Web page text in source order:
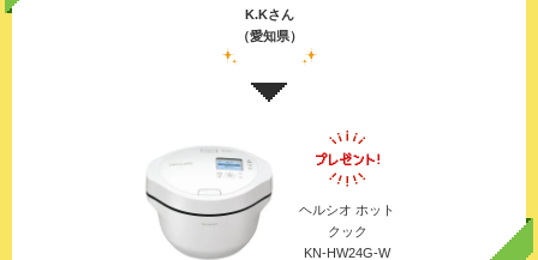
K.Kさん
（愛知県）
ヘルシオ ホット
クック
KN-HW24G-W